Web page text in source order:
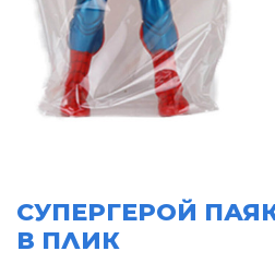
СУПЕРГЕРОЙ
В ПЛИК